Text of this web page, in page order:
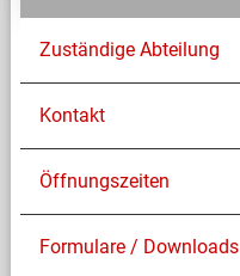
Zuständige Abteilung
Kontakt
Öffnungszeiten
Formulare / Downloads